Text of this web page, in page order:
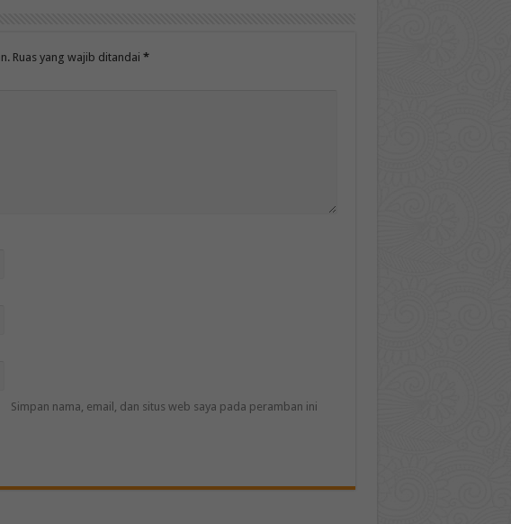
Ruas yang wajib ditandai *
Simpan nama, email, dan situs web saya pada peramban ini